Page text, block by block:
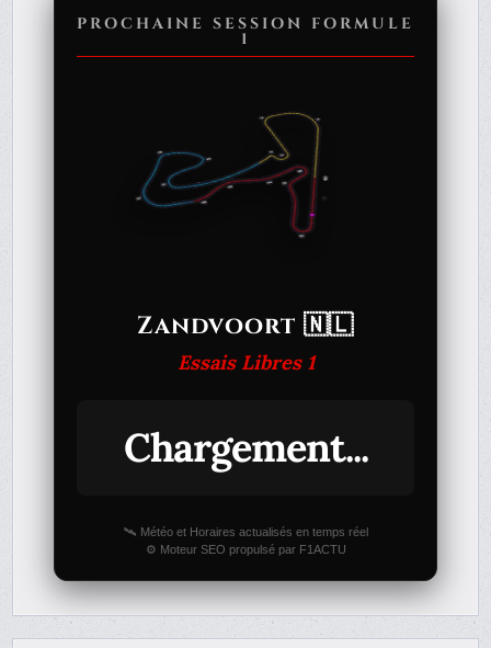
PROCHAINE SESSION FORMULE
1
Zandvoort 🇳🇱
Essais Libres 1
Chargement...
🛰️ Météo et Horaires actualisés en temps réel
⚙️ Moteur SEO propulsé par F1ACTU